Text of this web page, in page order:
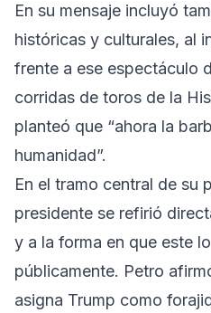
En su mensaje incluyó
históricas y culturales, al
frente a ese espectáculo
corridas de toros de la
planteó que “ahora la
humanidad”.
En el tramo central de su
presidente se refirió
y a la forma en que este
públicamente. Petro
asigna Trump como